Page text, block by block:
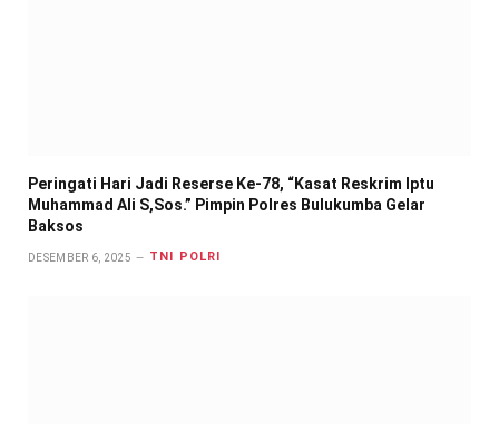
Peringati Hari Jadi Reserse Ke-78, “Kasat Reskrim Iptu
Muhammad Ali S,Sos.” Pimpin Polres Bulukumba Gelar
Baksos
DESEMBER 6, 2025 TNI POLRI